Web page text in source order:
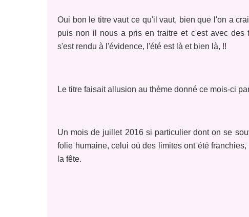
Oui bon le titre vaut ce qu'il vaut, bien que l'on a
puis non il nous a pris en traitre et c'est avec des
s'est rendu à l'évidence, l'été est là et bien là, !!
Le titre faisait allusion au thème donné ce mois-ci
Un mois de juillet 2016 si particulier dont on se
folie humaine, celui où des limites ont été
la fête.